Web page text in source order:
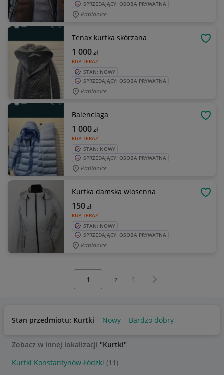
SPRZEDAJĄCY: OSOBA PRYWATNA
Pabianice
Tenax kurtka skórzana
KUP TERAZ
1 000zł
STAN: NOWY
SPRZEDAJĄCY: OSOBA PRYWATNA
Pabianice
Balenciaga
KUP TERAZ
1 000zł
STAN: NOWY
SPRZEDAJĄCY: OSOBA PRYWATNA
Pabianice
Kurtka damska wiosenna
KUP TERAZ
150zł
STAN: NOWY
SPRZEDAJĄCY: OSOBA PRYWATNA
Pabianice
z 1 Następna strona
Stan przedmiotu: Kurtki Nowy Bardzo dobry
Zobacz w innej lokalizacji "Kurtki"
Kurtki Konstantynów Łódzki (11)